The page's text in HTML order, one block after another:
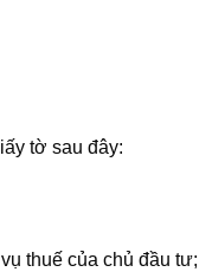
tờ sau đây:
thuế của chủ đầu tư;